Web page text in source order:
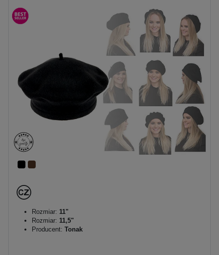
Rozmiar: 11"
Rozmiar: 11,5"
Producent: Tonak